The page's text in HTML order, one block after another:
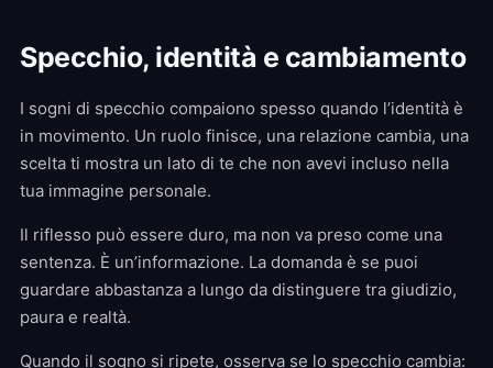
Specchio, identità e cambiamento
I sogni di specchio compaiono spesso quando l’identità è
in movimento. Un ruolo finisce, una relazione cambia, una
scelta ti mostra un lato di te che non avevi incluso nella
tua immagine personale.
Il riflesso può essere duro, ma non va preso come una
sentenza. È un’informazione. La domanda è se puoi
guardare abbastanza a lungo da distinguere tra giudizio,
paura e realtà.
Quando il sogno si ripete, osserva se lo specchio cambia: